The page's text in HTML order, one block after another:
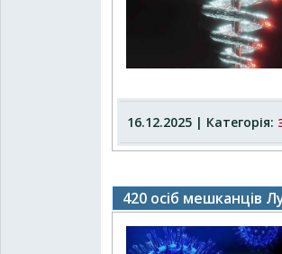
16.12.2025 | Категорія:
420 осіб мешканців